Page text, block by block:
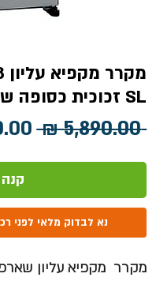
SL זכוכית כסופה שארפ
‏5,890.00 ‏₪
רגיל
נא לבדוק מלאי לפני רכישת